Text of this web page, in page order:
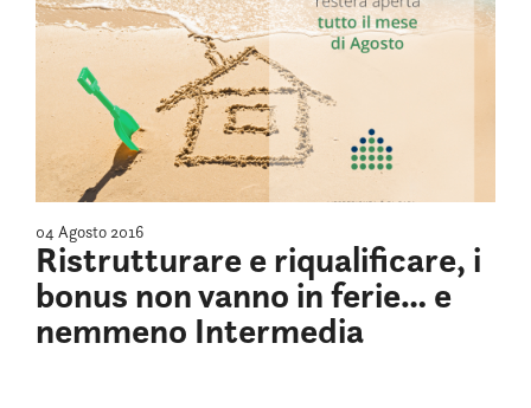
04 Agosto 2016
Ristrutturare e riqualificare, i
bonus non vanno in ferie… e
nemmeno Intermedia